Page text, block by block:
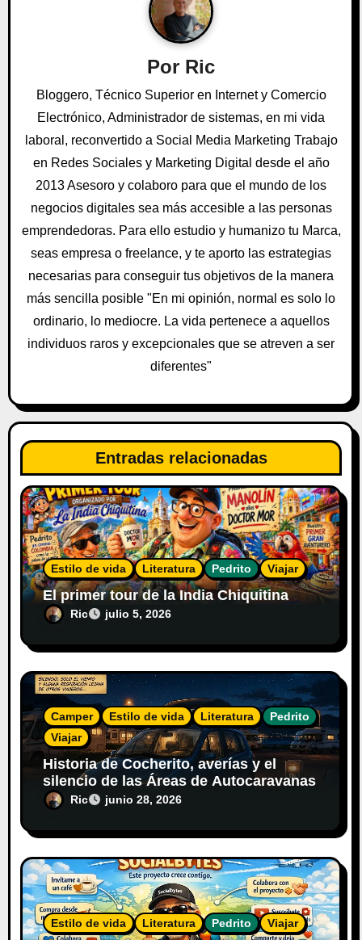
ó
n
d
e
e
n
t
r
a
a
s
Por Ric
Bloggero, Técnico Superior en Internet y Comercio
Electrónico, Administrador de sistemas, en mi vida
laboral, reconvertido a Social Media Marketing Trabajo
en Redes Sociales y Marketing Digital desde el año
2013 Asesoro y colaboro para que el mundo de los
negocios digitales sea más accesible a las personas
emprendedoras. Para ello estudio y humanizo tu Marca,
seas empresa o freelance, y te aporto las estrategias
necesarias para conseguir tus objetivos de la manera
más sencilla posible "En mi opinión, normal es solo lo
ordinario, lo mediocre. La vida pertenece a aquellos
individuos raros y excepcionales que se atreven a ser
diferentes"
Entradas relacionadas
Estilo de vida Literatura Pedrito Viajar
El primer tour de la India Chiquitina
Ric julio 5, 2026
Camper Estilo de vida Literatura
Pedrito
Viajar
Historia de Cocherito, averías y el
silencio de las Áreas de Autocaravanas
Ric junio 28, 2026
Estilo de vida Literatura Pedrito Viajar